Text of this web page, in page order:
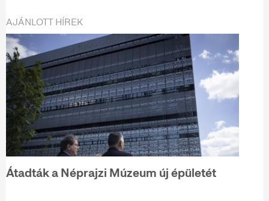
AJÁNLOTT HÍREK
Átadták a Néprajzi Múzeum új épületét